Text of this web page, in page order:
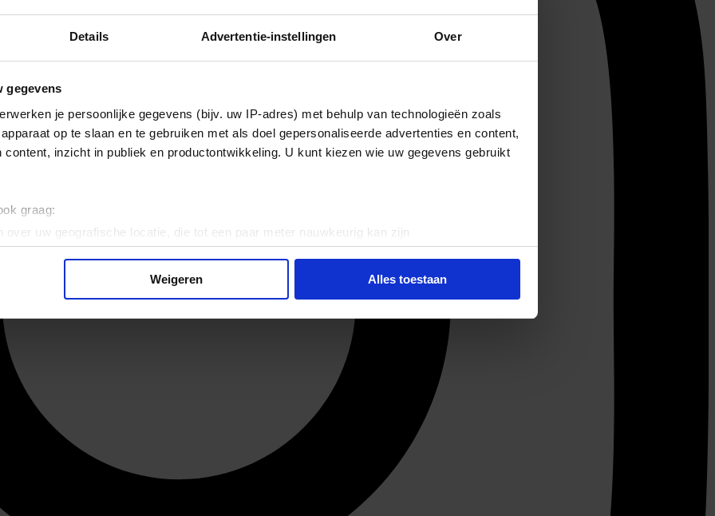
Details Advertentie-instellingen Over
gegevens
je persoonlijke gegevens (bijv. uw IP-adres) met behulp van technologieën zoals
op te slaan en te gebruiken met als doel gepersonaliseerde advertenties en content,
content, inzicht in publiek en productontwikkeling. U kunt kiezen wie uw gegevens gebruikt
graag:
over uw geografische locatie, die tot een paar meter nauwkeurig kan zijn
door het actief te scannen op specifieke eigenschappen (fingerprinting)
gegevens worden verwerkt en stel uw voorkeuren in het
detailgedeelte
en advertenties te personaliseren, om functies voor social media te bieden en om ons
Ook delen we informatie over uw gebruik van onze site met onze partners voor social
Deze partners kunnen deze gegevens combineren met andere informatie die u aan ze heeft
op basis van uw gebruik van hun services.
Weigeren Alles toestaan